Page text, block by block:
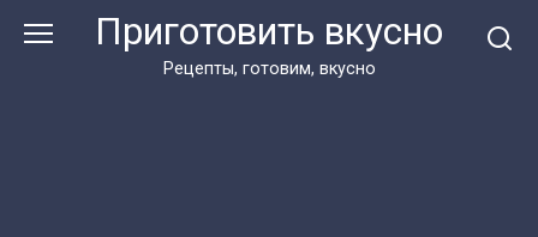
Приготовить вкусно
Рецепты, готовим, вкусно